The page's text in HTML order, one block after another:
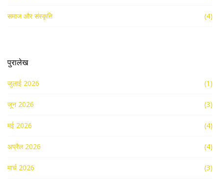
समाज और संस्कृति (4)
पुरालेख
जुलाई 2026 (1)
जून 2026 (3)
मई 2026 (4)
अप्रैल 2026 (4)
मार्च 2026 (3)